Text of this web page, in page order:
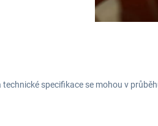
specifikace se mohou v